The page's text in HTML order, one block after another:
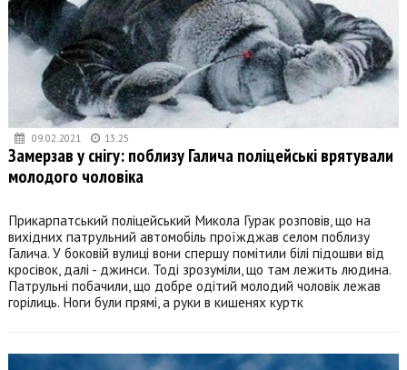
09.02.2021 13:25
Замерзав у снігу: поблизу Галича поліцейські врятували
молодого чоловіка
Прикарпатський поліцейський Микола Гурак розповів, що на
вихідних патрульний автомобіль проїжджав селом поблизу
Галича. У боковій вулиці вони спершу помітили білі підошви від
кросівок, далі - джинси. Тоді зрозуміли, що там лежить людина.
Патрульні побачили, що добре одітий молодий чоловік лежав
горілиць. Ноги були прямі, а руки в кишенях куртк